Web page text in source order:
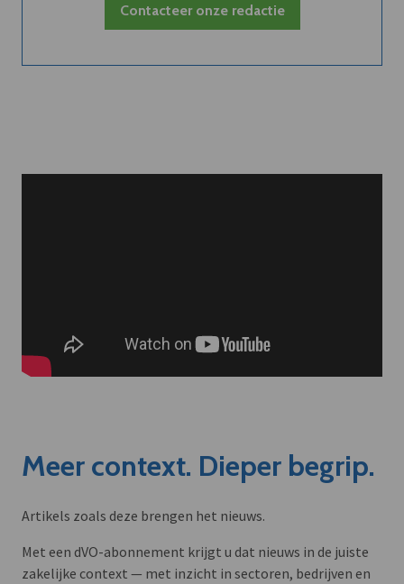
Contacteer onze redactie
Meer context. Dieper begrip.
Artikels zoals deze brengen het nieuws.
Met een dVO-abonnement krijgt u dat nieuws in de juiste
zakelijke context — met inzicht in sectoren, bedrijven en